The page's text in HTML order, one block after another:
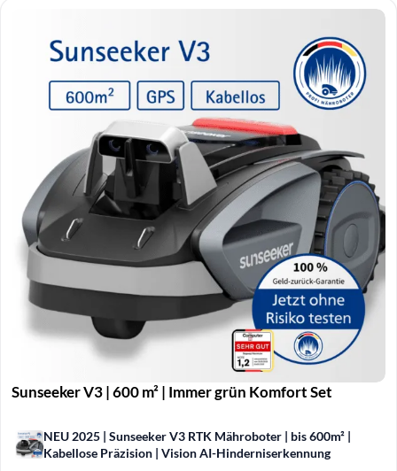
Sunseeker V3 | 600 m² | Immer grün Komfort Set
NEU 2025 | Sunseeker V3 RTK Mähroboter | bis 600m² |
Kabellose Präzision | Vision AI-Hinderniserkennung